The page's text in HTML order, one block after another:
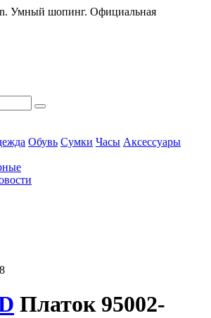
Умный шопинг. Официальная
Обувь Сумки Часы Аксессуары
Платок 95002-